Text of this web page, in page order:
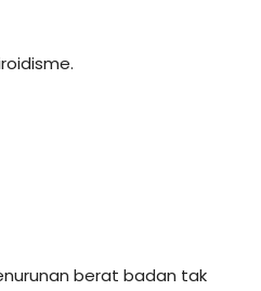
berat badan tak